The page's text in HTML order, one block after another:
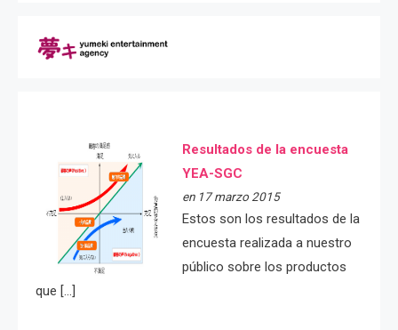
Resultados de la encuesta
YEA-SGC
en 17 marzo 2015
Estos son los resultados de la
encuesta realizada a nuestro
público sobre los productos
que […]